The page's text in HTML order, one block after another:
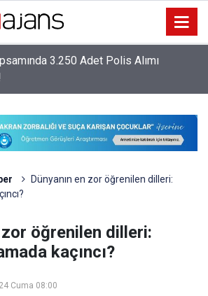
3.250 Adet Polis Alımı
Dünyanın en zor öğrenilen dilleri:
zor öğrenilen dilleri:
kaçıncı?
Cuma 08:00